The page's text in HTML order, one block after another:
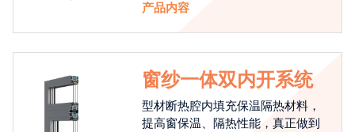
产品内容
窗纱一体双内开系统
型材断热腔内填充保温隔热材料，
提高窗保温、隔热性能，真正做到